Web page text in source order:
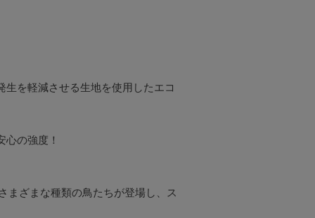
を軽減させる生地を使用したエコ
の強度！
まざまな種類の鳥たちが登場し、ス